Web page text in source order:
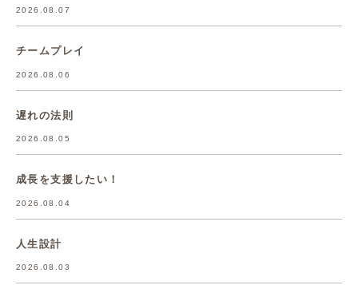
2026.08.07
チームプレイ
2026.08.06
遅れの法則
2026.08.05
成長を支援したい！
2026.08.04
人生設計
2026.08.03